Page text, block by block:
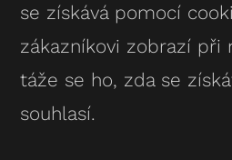
se získává pomocí
zákazníkovi zobrazí při
táže se ho, zda se
souhlasí.